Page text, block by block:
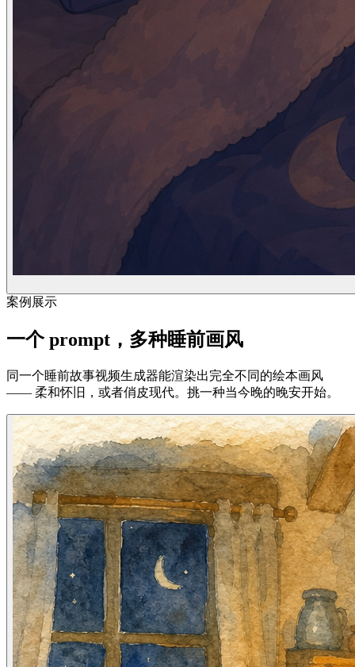
案例展示
一个 prompt，多种睡前画风
同一个睡前故事视频生成器能渲染出完全不同的绘本画风
—— 柔和怀旧，或者俏皮现代。挑一种当今晚的晚安开始。